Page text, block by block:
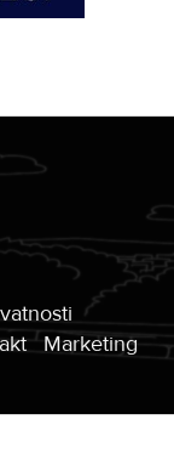
Marketing